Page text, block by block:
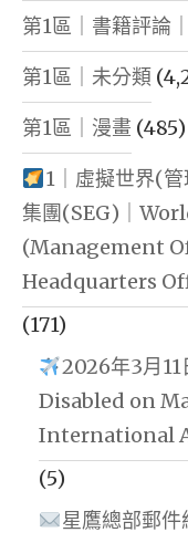
第1區｜書籍評論
第1區｜未分類
第1區｜漫畫 (485)
1｜虛擬世界(
集團(SEG)｜
(Management
Headquarters
(171)
2026年3月11
Disabled on
International
(5)
星鷹總部郵